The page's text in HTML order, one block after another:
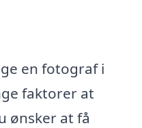
en fotograf i
faktorer at
ønsker at få